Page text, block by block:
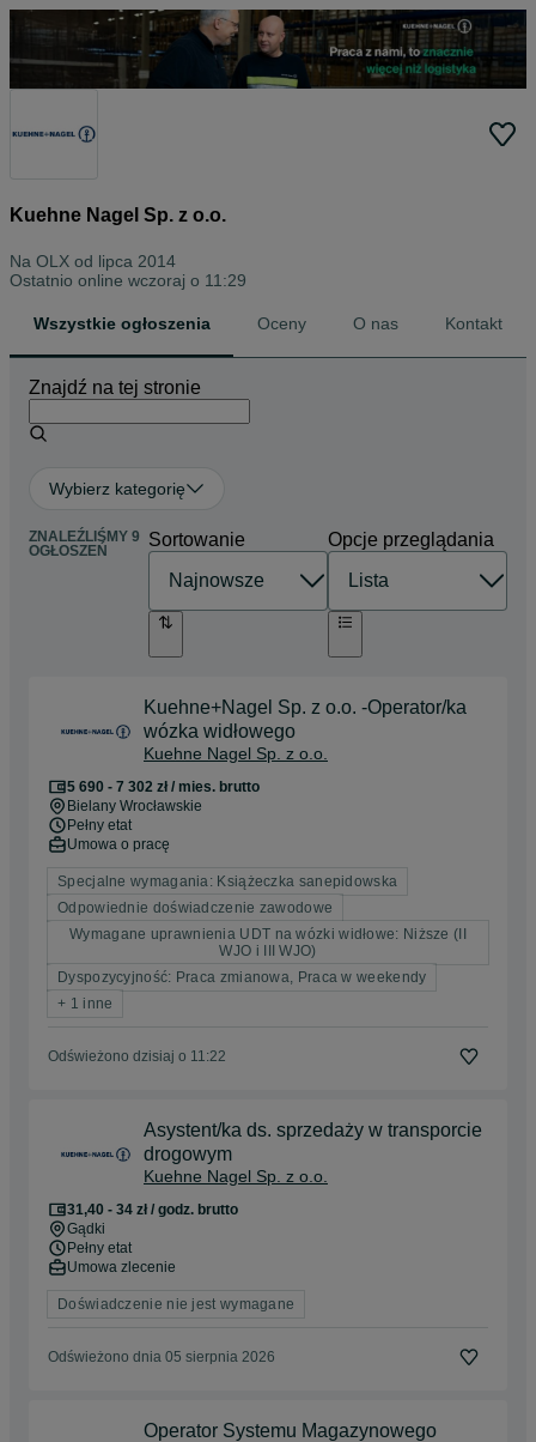
Kuehne Nagel Sp. z o.o.
Na OLX od lipca 2014
Ostatnio online wczoraj o 11:29
Wszystkie ogłoszenia Oceny O nas Kontakt
Znajdź na tej stronie
Wybierz kategorię
ZNALEŹLIŚMY 9
OGŁOSZEŃ
Sortowanie Opcje przeglądania
Kuehne+Nagel Sp. z o.o. -Operator/ka
wózka widłowego
Kuehne Nagel Sp. z o.o.
5 690 - 7 302 zł / mies. brutto
Bielany Wrocławskie
Pełny etat
Umowa o pracę
Specjalne wymagania: Książeczka sanepidowska
Odpowiednie doświadczenie zawodowe
Wymagane uprawnienia UDT na wózki widłowe: Niższe (II
WJO i III WJO)
Dyspozycyjność: Praca zmianowa, Praca w weekendy
+ 1 inne
Odświeżono dzisiaj o 11:22
Asystent/ka ds. sprzedaży w transporcie
drogowym
Kuehne Nagel Sp. z o.o.
31,40 - 34 zł / godz. brutto
Gądki
Pełny etat
Umowa zlecenie
Doświadczenie nie jest wymagane
Odświeżono dnia 05 sierpnia 2026
Operator Systemu Magazynowego